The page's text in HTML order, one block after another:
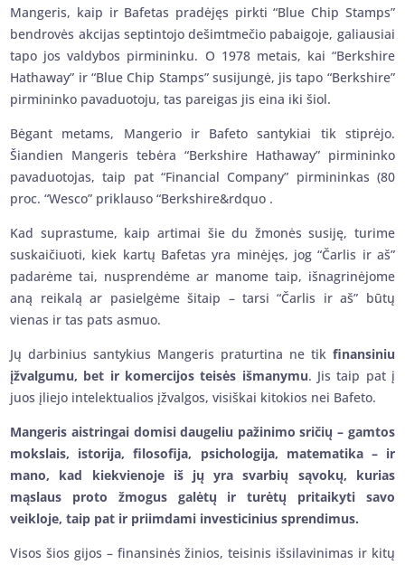
Mangeris, kaip ir Bafetas pradėjęs pirkti “Blue Chip Stamps”
bendrovės akcijas septintojo dešimtmečio pabaigoje, galiausiai
tapo jos valdybos pirmininku. O 1978 metais, kai “Berkshire
Hathaway” ir “Blue Chip Stamps” susijungė, jis tapo “Berkshire”
pirmininko pavaduotoju, tas pareigas jis eina iki šiol.
Bėgant metams, Mangerio ir Bafeto santykiai tik stiprėjo.
Šiandien Mangeris tebėra “Berkshire Hathaway” pirmininko
pavaduotojas, taip pat “Financial Company” pirmininkas (80
proc. “Wesco” priklauso “Berkshire&rdquo .
Kad suprastume, kaip artimai šie du žmonės susiję, turime
suskaičiuoti, kiek kartų Bafetas yra minėjęs, jog “Čarlis ir aš”
padarėme tai, nusprendėme ar manome taip, išnagrinėjome
aną reikalą ar pasielgėme šitaip – tarsi “Čarlis ir aš” būtų
vienas ir tas pats asmuo.
Jų darbinius santykius Mangeris praturtina ne tik finansiniu
įžvalgumu, bet ir komercijos teisės išmanymu. Jis taip pat į
juos įliejo intelektualios įžvalgos, visiškai kitokios nei Bafeto.
Mangeris aistringai domisi daugeliu pažinimo sričių – gamtos
mokslais, istorija, filosofija, psichologija, matematika – ir
mano, kad kiekvienoje iš jų yra svarbių sąvokų, kurias
mąslaus proto žmogus galėtų ir turėtų pritaikyti savo
veikloje, taip pat ir priimdami investicinius sprendimus.
Visos šios gijos – finansinės žinios, teisinis išsilavinimas ir kitų